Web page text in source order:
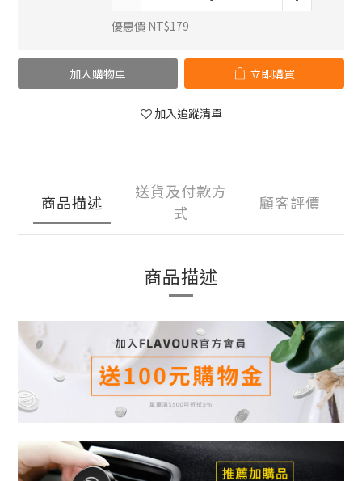
優惠價 NT$179
加入購物車 立即購買
加入追蹤清單
商品描述
送貨及付款方
式
顧客評價
商品描述